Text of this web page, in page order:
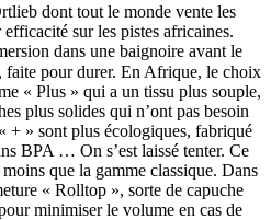
dont tout le monde vente les
sur les pistes africaines.
dans une baignoire avant le
faite pour durer. En Afrique, le choix
« Plus » qui a un tissu plus souple,
plus solides qui n’ont pas besoin
+ » sont plus écologiques, fabriqué
BPA … On s’est laissé tenter. Ce
que la gamme classique. Dans
« Rolltop », sorte de capuche
minimiser le volume en cas de